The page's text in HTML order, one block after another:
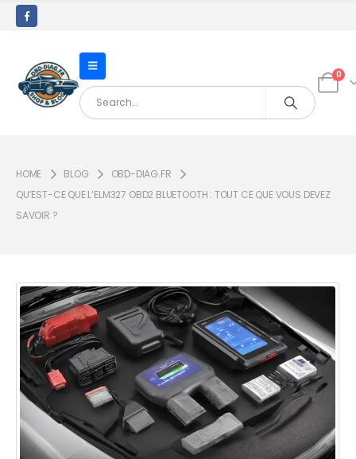
0
HOME BLOG
OBD-DIAG.FR
QU’EST-CE QUE L’ELM327 OBD2 BLUETOOTH : TOUT CE QUE VOUS DEVEZ
SAVOIR ?